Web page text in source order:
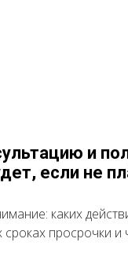
и
если не
каких
просрочки и